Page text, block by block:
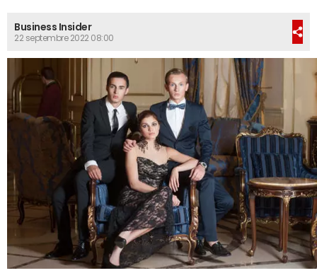
Business Insider
22 septembre 2022 08:00